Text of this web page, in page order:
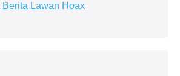
Berita Lawan Hoax